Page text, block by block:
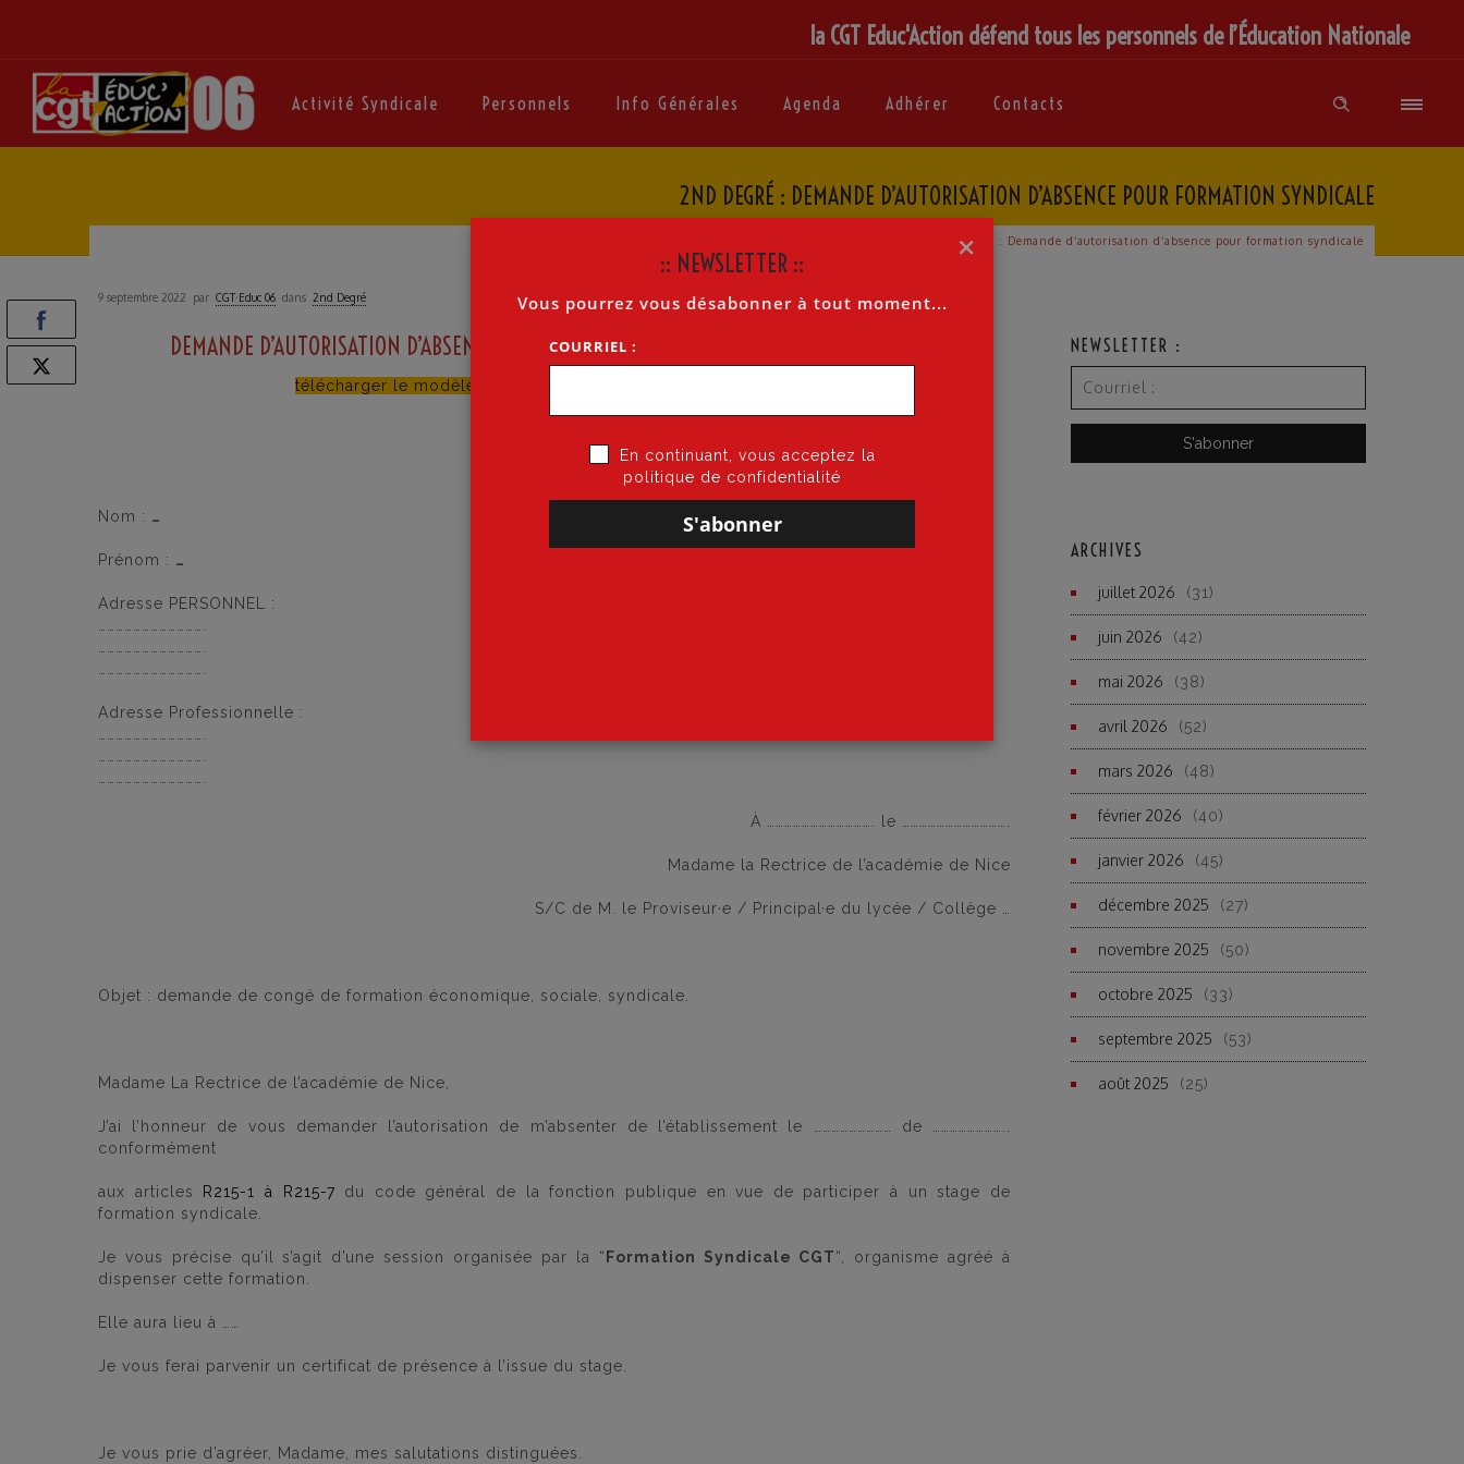
la CGT Educ'Action défend tous les personnels de l’Éducation Nationale
Activité Syndicale Personnels Info Générales Agenda Adhérer Contacts
2ND DEGRÉ : DEMANDE D’AUTORISATION D’ABSENCE POUR FORMATION SYNDICALE
2nd Degré : Demande d’autorisation d’absence pour formation syndicale
9 septembre 2022 par CGT·Educ 06 dans 2nd Degré
DEMANDE D’AUTORISATION D’ABSENCE POURFORMATION
télécharger le modèle
Nom : …
Prénom : …
Adresse PERSONNEL :
Adresse Professionnelle :
À ………………………………. le ……………………………….
Madame la Rectrice de l’académie de Nice
S/C de M. le Proviseur·e / Principal·e du lycée / Collège …
Objet : demande de congé de formation économique, sociale, syndicale.
Madame La Rectrice de l’académie de Nice,
J’ai l’honneur de vous demander l’autorisation de m’absenter de l’établissement le ……………………… de ……………………..
conformément
aux articles R215-1 à R215-7 du code général de la fonction publique en vue de participer à un stage de
formation syndicale.
Je vous précise qu’il s’agit d’une session organisée par la “ Formation Syndicale CGT“, organisme agréé à
dispenser cette formation.
Elle aura lieu à ……
Je vous ferai parvenir un certificat de présence à l’issue du stage.
Je vous prie d’agréer, Madame, mes salutations distinguées.
NEWSLETTER :
ARCHIVES
juillet 2026 (31)
juin 2026 (42)
mai 2026 (38)
avril 2026 (52)
mars 2026 (48)
février 2026 (40)
janvier 2026 (45)
décembre 2025 (27)
novembre 2025 (50)
octobre 2025 (33)
septembre 2025 (53)
août 2025 (25)
×
:: NEWSLETTER ::
Vous pourrez vous désabonner à tout moment...
COURRIEL :
En continuant, vous acceptez la
politique de confidentialité